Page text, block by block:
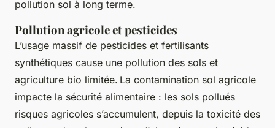
pollution sol à long terme.
Pollution agricole et pesticides
L’usage massif de pesticides et fertilisants
synthétiques cause une pollution des sols et
agriculture bio limitée. La contamination sol agricole
impacte la sécurité alimentaire : les sols pollués
risques agricoles s’accumulent, depuis la toxicité des